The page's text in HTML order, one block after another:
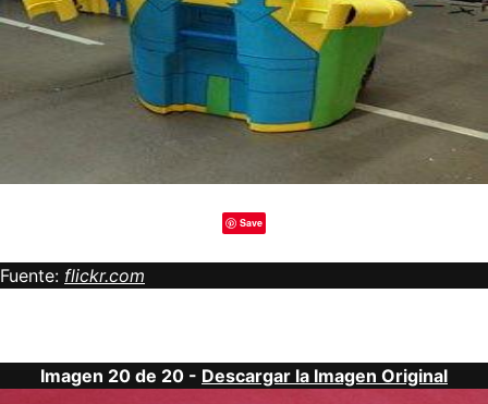
Save
Fuente: flickr.com
Imagen 20 de 20 - Descargar la Imagen Original